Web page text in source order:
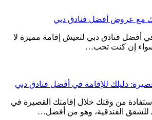
مع عروض أفضل فنادق دبي
فنادق دبي لتعيش إقامة مميزة لا
سواء إن كنت تحب…
قصيرة: دليلك للإقامة في أفضل فنادق دبي
من وقتك خلال إقامتك القصيرة في
الفندقية، وهو من أفضل…